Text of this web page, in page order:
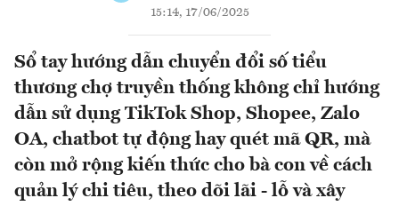
15:14, 17/06/2025
Sổ tay hướng dẫn chuyển đổi số tiểu
thương chợ truyền thống không chỉ hướng
dẫn sử dụng TikTok Shop, Shopee, Zalo
OA, chatbot tự động hay quét mã QR, mà
còn mở rộng kiến thức cho bà con về cách
quản lý chi tiêu, theo dõi lãi - lỗ và xây